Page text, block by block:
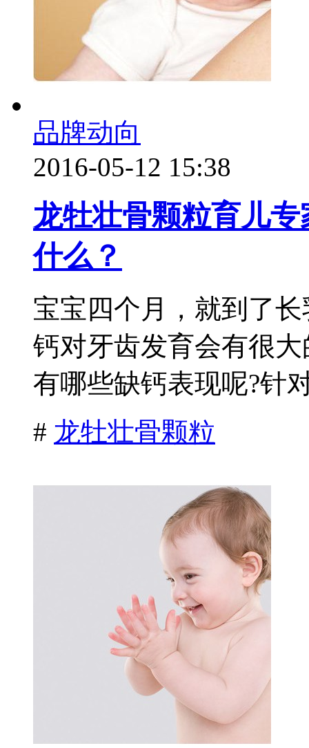
品牌动向
2016-05-12 15:38
龙牡壮骨颗粒育儿
什么？
宝宝四个月，就到了
钙对牙齿发育会有很
有哪些缺钙表现呢?针
# 龙牡壮骨颗粒